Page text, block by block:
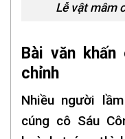
Lễ vật mâm
Bài văn khấn
chỉnh
Nhiều người
cúng cô Sáu